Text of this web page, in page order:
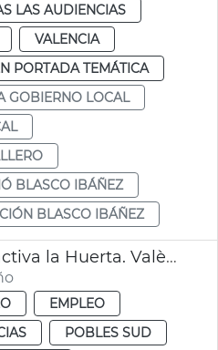
LAS AUDIENCIAS
VALENCIA
PORTADA TEMÁTICA
GOBIERNO LOCAL
BLASCO IBÁÑEZ
BLASCO IBÁÑEZ
Subvenciones Reactiva la Huerta. València
EMPLEO
POBLES SUD